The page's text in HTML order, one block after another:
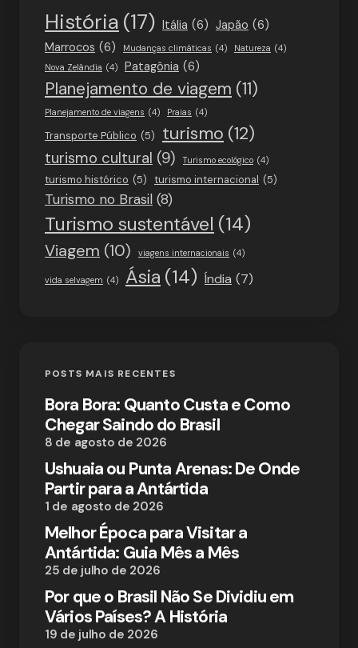
História (17) Itália (6) Japão (6)
Marrocos (6) Mudanças climáticas (4) Natureza (4)
Nova Zelândia (4) Patagônia (6)
Planejamento de viagem (11)
Planejamento de viagens (4) Praias (4)
Transporte Público (5) turismo (12)
turismo cultural (9) Turismo ecológico (4)
turismo histórico (5) turismo internacional (5)
Turismo no Brasil (8)
Turismo sustentável (14)
Viagem (10) viagens internacionais (4)
vida selvagem (4) Ásia (14) Índia (7)
POSTS MAIS RECENTES
Bora Bora: Quanto Custa e Como
Chegar Saindo do Brasil
8 de agosto de 2026
Ushuaia ou Punta Arenas: De Onde
Partir para a Antártida
1 de agosto de 2026
Melhor Época para Visitar a
Antártida: Guia Mês a Mês
25 de julho de 2026
Por que o Brasil Não Se Dividiu em
Vários Países? A História
19 de julho de 2026